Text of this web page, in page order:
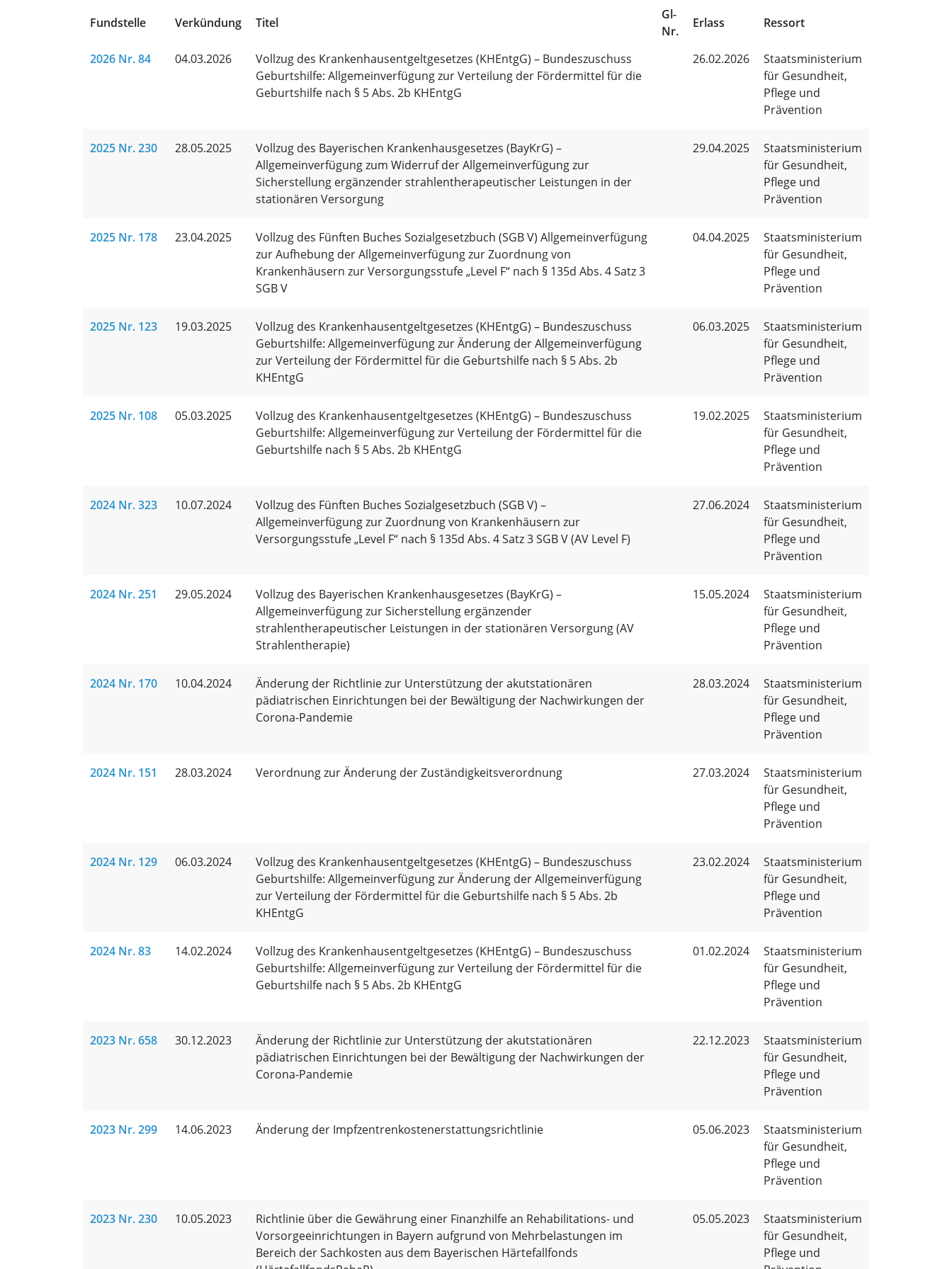
Fundstelle Verkündung Titel
Gl-
Nr.
Erlass Ressort
2026 Nr. 84 04.03.2026
Vollzug des Krankenhausentgeltgesetzes (KHEntgG) – Bundeszuschuss
Geburtshilfe: Allgemeinverfügung zur Verteilung der Fördermittel für die
Geburtshilfe nach § 5 Abs. 2b KHEntgG
26.02.2026
Staatsministerium
für Gesundheit,
Pflege und
Prävention
2025 Nr. 230 28.05.2025
Vollzug des Bayerischen Krankenhausgesetzes (BayKrG) –
Allgemeinverfügung zum Widerruf der Allgemeinverfügung zur
Sicherstellung ergänzender strahlentherapeutischer Leistungen in der
stationären Versorgung
29.04.2025
Staatsministerium
für Gesundheit,
Pflege und
Prävention
2025 Nr. 178 23.04.2025
Vollzug des Fünften Buches Sozialgesetzbuch (SGB V) Allgemeinverfügung
zur Aufhebung der Allgemeinverfügung zur Zuordnung von
Krankenhäusern zur Versorgungsstufe „Level F“ nach § 135d Abs. 4 Satz 3
SGB V
04.04.2025
Staatsministerium
für Gesundheit,
Pflege und
Prävention
2025 Nr. 123 19.03.2025
Vollzug des Krankenhausentgeltgesetzes (KHEntgG) – Bundeszuschuss
Geburtshilfe: Allgemeinverfügung zur Änderung der Allgemeinverfügung
zur Verteilung der Fördermittel für die Geburtshilfe nach § 5 Abs. 2b
KHEntgG
06.03.2025
Staatsministerium
für Gesundheit,
Pflege und
Prävention
2025 Nr. 108 05.03.2025
Vollzug des Krankenhausentgeltgesetzes (KHEntgG) – Bundeszuschuss
Geburtshilfe: Allgemeinverfügung zur Verteilung der Fördermittel für die
Geburtshilfe nach § 5 Abs. 2b KHEntgG
19.02.2025
Staatsministerium
für Gesundheit,
Pflege und
Prävention
2024 Nr. 323 10.07.2024
Vollzug des Fünften Buches Sozialgesetzbuch (SGB V) –
Allgemeinverfügung zur Zuordnung von Krankenhäusern zur
Versorgungsstufe „Level F“ nach § 135d Abs. 4 Satz 3 SGB V (AV Level F)
27.06.2024
Staatsministerium
für Gesundheit,
Pflege und
Prävention
2024 Nr. 251 29.05.2024
Vollzug des Bayerischen Krankenhausgesetzes (BayKrG) –
Allgemeinverfügung zur Sicherstellung ergänzender
strahlentherapeutischer Leistungen in der stationären Versorgung (AV
Strahlentherapie)
15.05.2024
Staatsministerium
für Gesundheit,
Pflege und
Prävention
2024 Nr. 170 10.04.2024
Änderung der Richtlinie zur Unterstützung der akutstationären
pädiatrischen Einrichtungen bei der Bewältigung der Nachwirkungen der
Corona-Pandemie
28.03.2024
Staatsministerium
für Gesundheit,
Pflege und
Prävention
2024 Nr. 151 28.03.2024 Verordnung zur Änderung der Zuständigkeitsverordnung 27.03.2024
Staatsministerium
für Gesundheit,
Pflege und
Prävention
2024 Nr. 129 06.03.2024
Vollzug des Krankenhausentgeltgesetzes (KHEntgG) – Bundeszuschuss
Geburtshilfe: Allgemeinverfügung zur Änderung der Allgemeinverfügung
zur Verteilung der Fördermittel für die Geburtshilfe nach § 5 Abs. 2b
KHEntgG
23.02.2024
Staatsministerium
für Gesundheit,
Pflege und
Prävention
2024 Nr. 83 14.02.2024
Vollzug des Krankenhausentgeltgesetzes (KHEntgG) – Bundeszuschuss
Geburtshilfe: Allgemeinverfügung zur Verteilung der Fördermittel für die
Geburtshilfe nach § 5 Abs. 2b KHEntgG
01.02.2024
Staatsministerium
für Gesundheit,
Pflege und
Prävention
2023 Nr. 658 30.12.2023
Änderung der Richtlinie zur Unterstützung der akutstationären
pädiatrischen Einrichtungen bei der Bewältigung der Nachwirkungen der
Corona-Pandemie
22.12.2023
Staatsministerium
für Gesundheit,
Pflege und
Prävention
2023 Nr. 299 14.06.2023 Änderung der Impfzentrenkostenerstattungsrichtlinie 05.06.2023
Staatsministerium
für Gesundheit,
Pflege und
Prävention
2023 Nr. 230 10.05.2023
Richtlinie über die Gewährung einer Finanzhilfe an Rehabilitations- und
Vorsorgeeinrichtungen in Bayern aufgrund von Mehrbelastungen im
Bereich der Sachkosten aus dem Bayerischen Härtefallfonds
05.05.2023
Staatsministerium
für Gesundheit,
Pflege und